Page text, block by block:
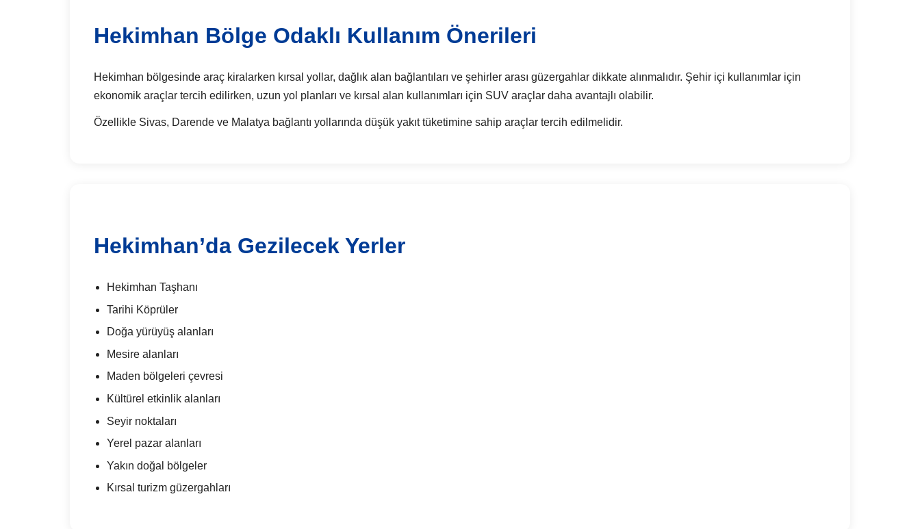
Hekimhan Bölge Odaklı Kullanım Önerileri
Hekimhan bölgesinde araç kiralarken kırsal yollar, dağlık alan bağlantıları ve şehirler arası güzergahlar dikkate alınmalıdır. Şehir içi kullanımlar için
ekonomik araçlar tercih edilirken, uzun yol planları ve kırsal alan kullanımları için SUV araçlar daha avantajlı olabilir.
Özellikle Sivas, Darende ve Malatya bağlantı yollarında düşük yakıt tüketimine sahip araçlar tercih edilmelidir.
Hekimhan’da Gezilecek Yerler
Hekimhan Taşhanı
Tarihi Köprüler
Doğa yürüyüş alanları
Mesire alanları
Maden bölgeleri çevresi
Kültürel etkinlik alanları
Seyir noktaları
Yerel pazar alanları
Yakın doğal bölgeler
Kırsal turizm güzergahları